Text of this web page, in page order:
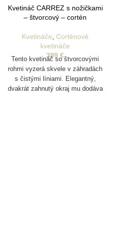
Kvetináč CARREZ s nožičkami
– štvorcový – cortén
Kvetináče, Corténové
kvetináče
399 €
Tento kvetináč so štvorcovými
rohmi vyzerá skvele v záhradách
s čistými líniami. Elegantný,
dvakrát zahnutý okraj mu dodáva